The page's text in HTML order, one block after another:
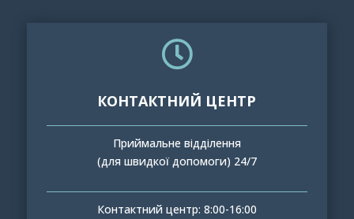

КОНТАКТНИЙ ЦЕНТР
Приймальне відділення
(для швидкої допомоги) 24/7
Контактний центр: 8:00-16:00